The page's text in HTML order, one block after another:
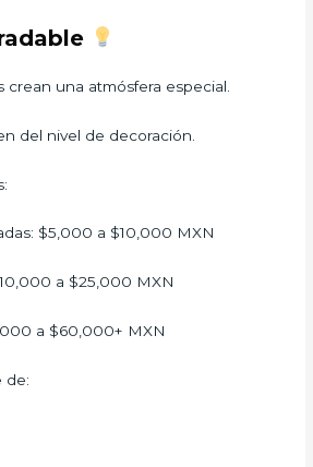
crean una atmósfera especial.
del nivel de decoración.
$5,000 a $10,000 MXN
a $25,000 MXN
a $60,000+ MXN
de: